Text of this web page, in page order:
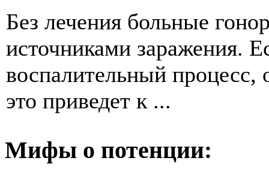
Без лечения больные
источниками заражения.
воспалительный процесс,
это приведет к ...
Мифы о потенции: